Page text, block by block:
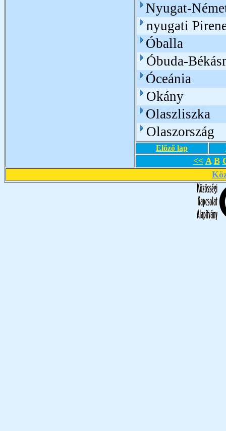
Nyugat-
nyugati
Óballa
Óbuda-
Óceánia
Okány
Olaszliszka
Olaszország
Előző lap
<< A B